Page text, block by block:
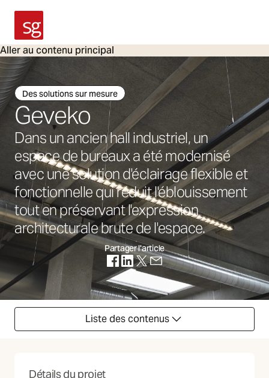
Aller au contenu principal
SG Armaturen
Des solutions sur mesure
Geveko
Dans un ancien hall industriel, un
espace de bureaux a été modernisé
avec une solution d'éclairage flexible et
fonctionnelle qui réduit l'éblouissement
tout en préservant l'expression
architecturale brute de l'espace.
Partager l'article
(S'ouvre dans un nouvel onglet)
(S'ouvre dans un nouvel onglet)
(S'ouvre dans un nouvel
(S'ouvre dans un nouvel
Liste des contenus
Détails du projet